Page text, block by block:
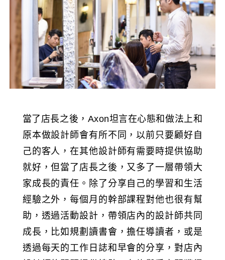
當了店長之後，Axon坦言在心態和做法上和
原本做設計師會有所不同，以前只要顧好自
己的客人，在其他設計師有需要時提供協助
就好，但當了店長之後，又多了一層帶領大
家成長的責任。除了分享自己的學習和生活
經驗之外，每個月的幹部課程對他也很有幫
助，透過活動設計，帶領店內的設計師共同
成長，比如規劃讀書會，擔任導讀者，或是
透過每天的工作日誌和早會的分享，對店內